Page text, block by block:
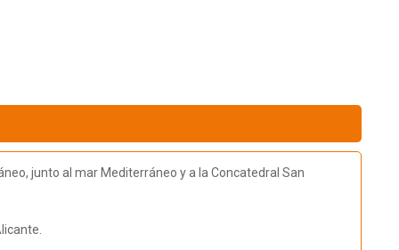
junto al mar Mediterráneo y a la Concatedral San